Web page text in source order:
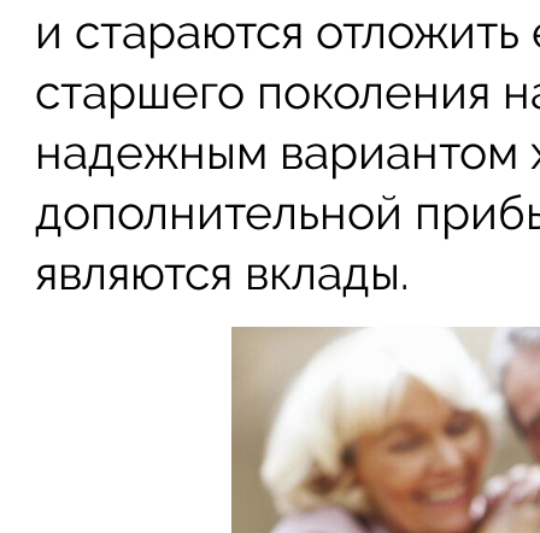
и стараются
старшего поколения
надежным вариантом
дополнительной
являются вклады.